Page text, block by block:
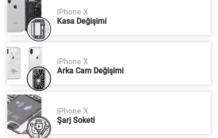
iPhone X
Kasa Değişimi
iPhone X
Arka Cam Değişimi
iPhone X
Şarj Soketi